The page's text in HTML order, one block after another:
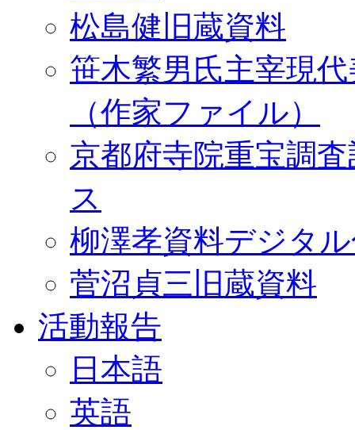
松島健旧蔵資料
笹木繁男氏主宰現
（作家ファイル）
京都府寺院重宝調
ス
柳澤孝資料デジタ
菅沼貞三旧蔵資料
活動報告
日本語
英語